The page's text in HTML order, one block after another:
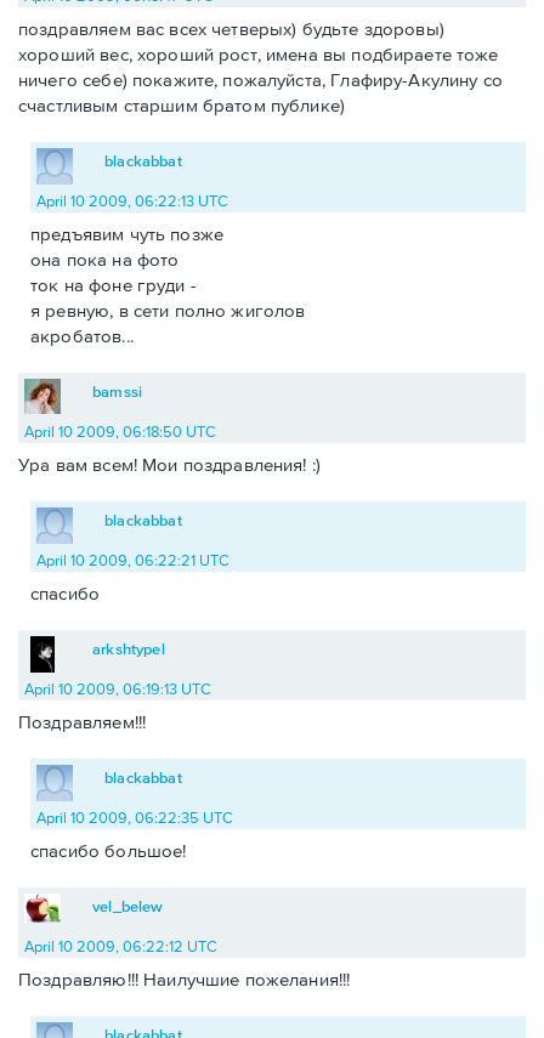
поздравляем вас всех четверых) будьте здоровы)
хороший вес, хороший рост, имена вы подбираете тоже
ничего себе) покажите, пожалуйста, Глафиру-Акулину со
счастливым старшим братом публике)
blackabbat
April 10 2009, 06:22:13 UTC
предъявим чуть позже
она пока на фото
ток на фоне груди -
я ревную, в сети полно жиголов
акробатов...
bamssi
April 10 2009, 06:18:50 UTC
Ура вам всем! Мои поздравления! :)
blackabbat
April 10 2009, 06:22:21 UTC
спасибо
arkshtypel
April 10 2009, 06:19:13 UTC
Поздравляем!!!
blackabbat
April 10 2009, 06:22:35 UTC
спасибо большое!
vel_belew
April 10 2009, 06:22:12 UTC
Поздравляю!!! Наилучшие пожелания!!!